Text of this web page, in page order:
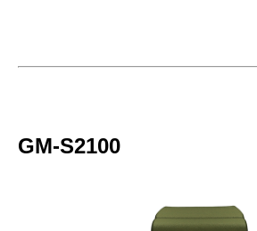
GM-S2100